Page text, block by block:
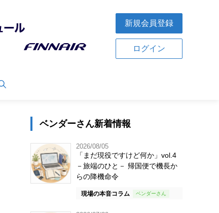
新規会員登録
ログイン
ベンダーさん新着情報
2026/08/05
「まだ現役ですけど何か」vol.4
－旅端のひと－ 帰国便で機長か
らの降機命令
現場の本音コラム